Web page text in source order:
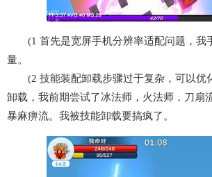
(1 首先是宽屏手机分辨率适配问题，我
量。
(2 技能装配卸载步骤过于复杂，可以优
卸载，我前期尝试了冰法师，火法师，刀扇
暴麻痹流。我被技能卸载要搞疯了。